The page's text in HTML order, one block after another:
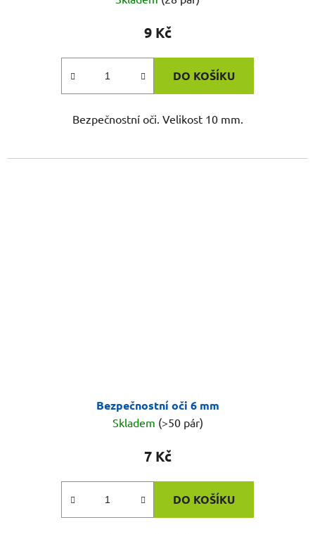
9 Kč
DO KOŠÍKU
Bezpečnostní oči. Velikost 10 mm.
Bezpečnostní oči 6 mm
Skladem (>50 pár)
7 Kč
DO KOŠÍKU